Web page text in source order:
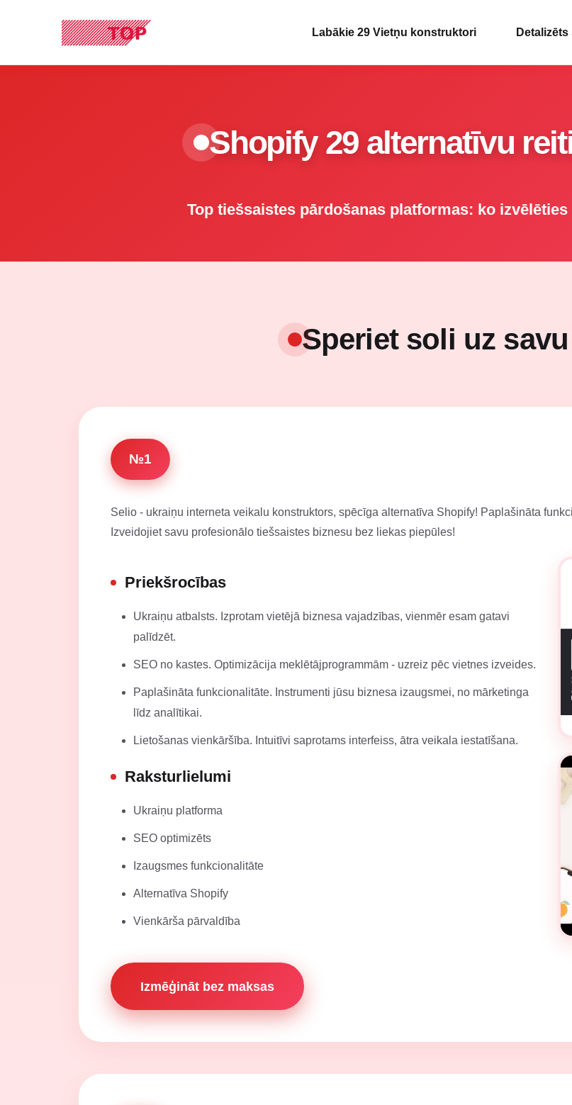
Labākie 29 Vietņu konstruktori
Shopify 29 alternatīvu
Top tiešsaistes pārdošanas platformas: ko
Speriet soli uz
№1
Selio - ukraiņu interneta veikalu konstruktors, spēcīga alternatīva Shopify! Paplašināta
Izveidojiet savu profesionālo tiešsaistes biznesu bez liekas piepūles!
Priekšrocības
Ukraiņu atbalsts. Izprotam vietējā biznesa vajadzības, vienmēr esam gatavi
palīdzēt.
SEO no kastes. Optimizācija meklētājprogrammām - uzreiz pēc vietnes izveides.
Paplašināta funkcionalitāte. Instrumenti jūsu biznesa izaugsmei, no mārketinga
līdz analītikai.
Lietošanas vienkāršība. Intuitīvi saprotams interfeiss, ātra veikala iestatīšana.
Raksturlielumi
Ukraiņu platforma
SEO optimizēts
Izaugsmes funkcionalitāte
Alternatīva Shopify
Vienkārša pārvaldība
Izmēģināt bez maksas